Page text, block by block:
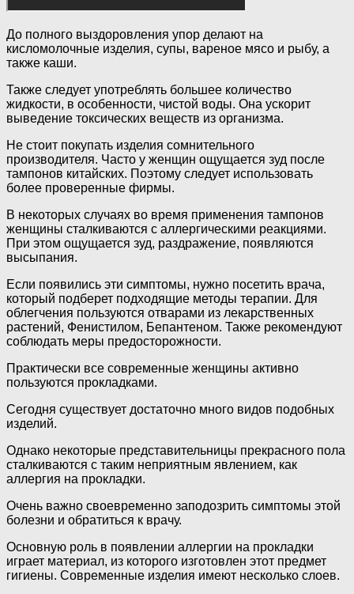
До полного выздоровления упор делают на
кисломолочные изделия, супы, вареное мясо и рыбу, а
также каши.
Также следует употреблять большее количество
жидкости, в особенности, чистой воды. Она ускорит
выведение токсических веществ из организма.
Не стоит покупать изделия сомнительного
производителя. Часто у женщин ощущается зуд после
тампонов китайских. Поэтому следует использовать
более проверенные фирмы.
В некоторых случаях во время применения тампонов
женщины сталкиваются с аллергическими реакциями.
При этом ощущается зуд, раздражение, появляются
высыпания.
Если появились эти симптомы, нужно посетить врача,
который подберет подходящие методы терапии. Для
облегчения пользуются отварами из лекарственных
растений, Фенистилом, Бепантеном. Также рекомендуют
соблюдать меры предосторожности.
Практически все современные женщины активно
пользуются прокладками.
Сегодня существует достаточно много видов подобных
изделий.
Однако некоторые представительницы прекрасного пола
сталкиваются с таким неприятным явлением, как
аллергия на прокладки.
Очень важно своевременно заподозрить симптомы этой
болезни и обратиться к врачу.
Основную роль в появлении аллергии на прокладки
играет материал, из которого изготовлен этот предмет
гигиены. Современные изделия имеют несколько слоев.